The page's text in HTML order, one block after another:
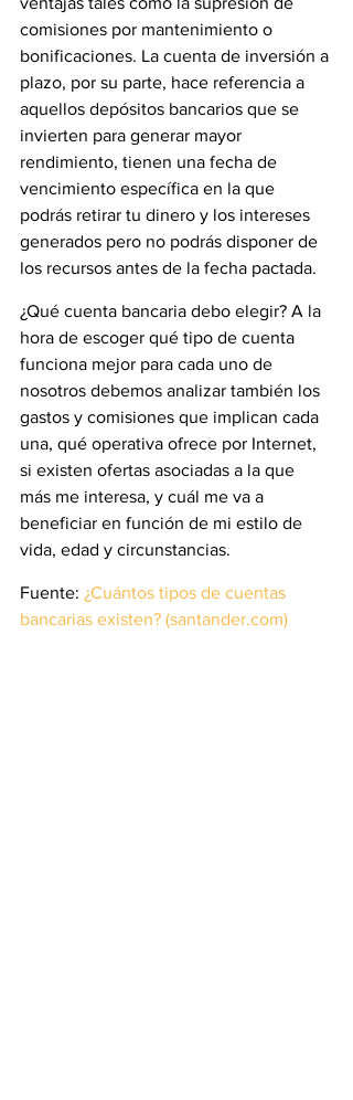
comisiones por mantenimiento o
bonificaciones. La cuenta de inversión a
plazo, por su parte, hace referencia a
aquellos depósitos bancarios que se
invierten para generar mayor
rendimiento, tienen una fecha de
vencimiento específica en la que
podrás retirar tu dinero y los intereses
generados pero no podrás disponer de
los recursos antes de la fecha pactada.
¿Qué cuenta bancaria debo elegir? A la
hora de escoger qué tipo de cuenta
funciona mejor para cada uno de
nosotros debemos analizar también los
gastos y comisiones que implican cada
una, qué operativa ofrece por Internet,
si existen ofertas asociadas a la que
más me interesa, y cuál me va a
beneficiar en función de mi estilo de
vida, edad y circunstancias.
Fuente: ¿Cuántos tipos de cuentas
bancarias existen? (santander.com)